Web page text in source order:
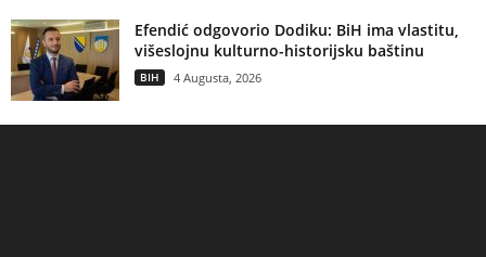
Efendić odgovorio Dodiku: BiH ima vlastitu,
višeslojnu kulturno-historijsku baštinu
BIH 4 Augusta, 2026